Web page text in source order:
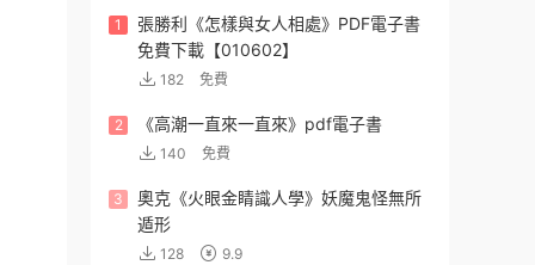
1
張勝利《怎樣與女人相處》PDF電子書
免費下載【010602】
182 免費
2 《高潮一直來一直來》pdf電子書
140 免費
3
奧克《火眼金睛識人學》妖魔鬼怪無所
遁形
128 9.9